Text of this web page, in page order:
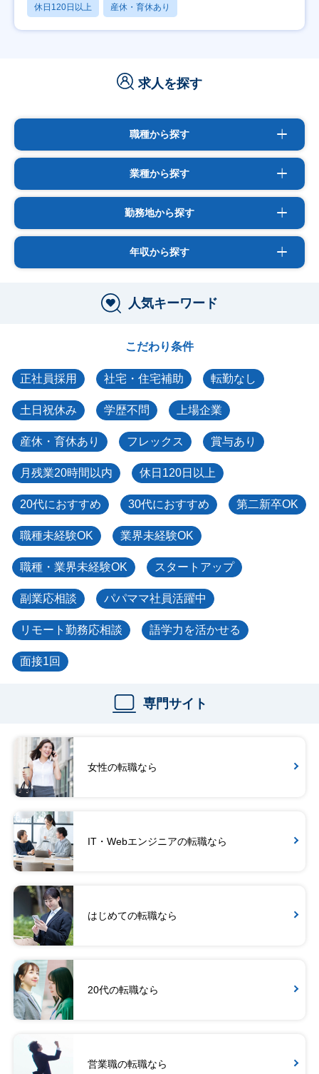
休日120日以上 産休・育休あり
求人を探す
職種から探す
業種から探す
勤務地から探す
年収から探す
人気キーワード
こだわり条件
正社員採用 社宅・住宅補助 転勤なし
土日祝休み 学歴不問 上場企業
産休・育休あり フレックス 賞与あり
月残業20時間以内 休日120日以上
20代におすすめ 30代におすすめ 第二新卒OK
職種未経験OK 業界未経験OK
職種・業界未経験OK スタートアップ
副業応相談 パパママ社員活躍中
リモート勤務応相談 語学力を活かせる
面接1回
専門サイト
女性の転職なら
IT・Webエンジニアの転職なら
はじめての転職なら
20代の転職なら
営業職の転職なら